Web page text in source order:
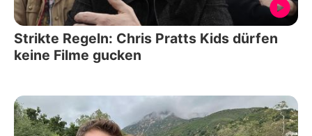
Strikte Regeln: Chris Pratts Kids dürfen
keine Filme gucken